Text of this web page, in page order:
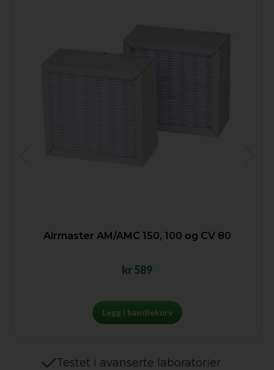
Airmaster AM/AMC 150, 100 og CV 80
kr589
Legg i handlekurv
Testet i avanserte laboratorier